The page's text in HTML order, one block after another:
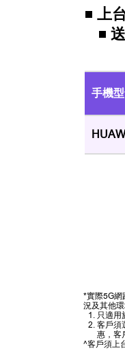
上
手機
*實際5G網
況及其他
只適用
客戶須
惠，客
^客戶須上